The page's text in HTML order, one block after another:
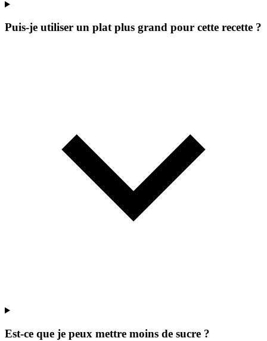
Puis-je utiliser un plat plus grand pour cette recette ?
Est-ce que je peux mettre moins de sucre ?